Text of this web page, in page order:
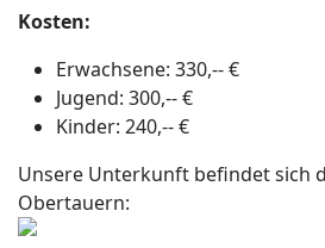
Kosten:
Erwachsene: 330,-- €
Jugend: 300,-- €
Kinder: 240,-- €
Unsere Unterkunft befindet sich
Obertauern: